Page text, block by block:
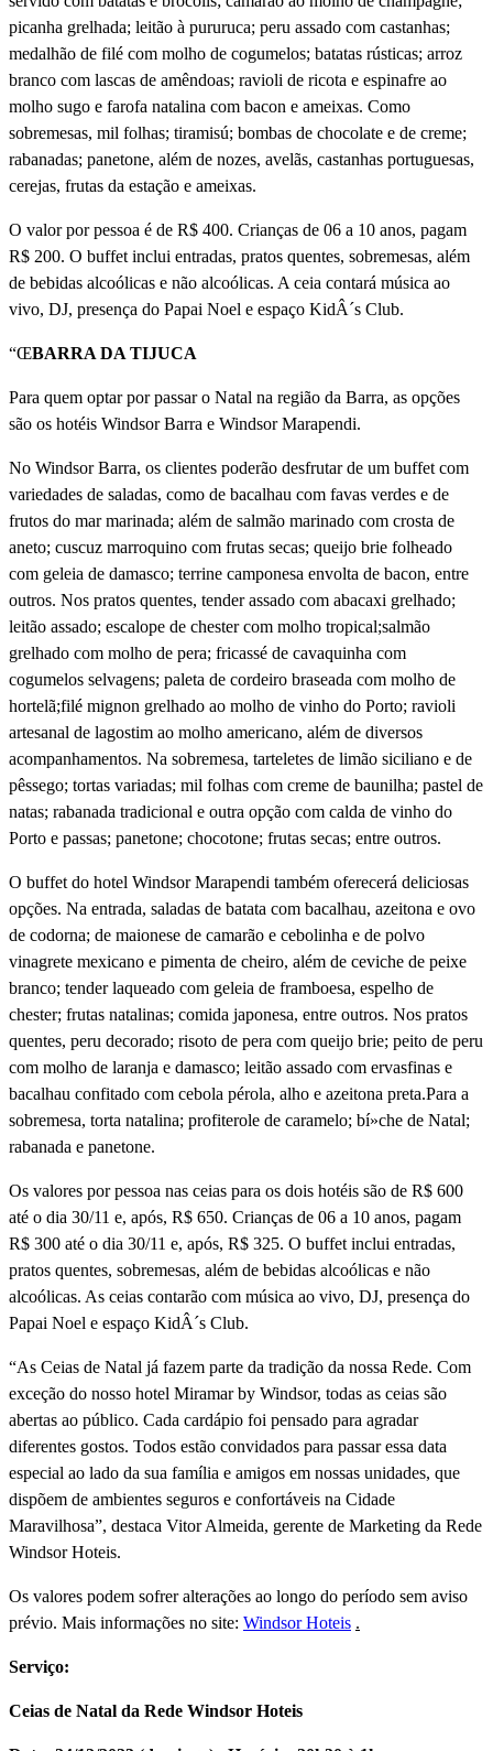
picanha grelhada; leitão à pururuca; peru assado com castanhas;
medalhão de filé com molho de cogumelos; batatas rústicas; arroz
branco com lascas de amêndoas; ravioli de ricota e espinafre ao
molho sugo e farofa natalina com bacon e ameixas. Como
sobremesas, mil folhas; tiramisú; bombas de chocolate e de creme;
rabanadas; panetone, além de nozes, avelãs, castanhas portuguesas,
cerejas, frutas da estação e ameixas.
O valor por pessoa é de R$ 400. Crianças de 06 a 10 anos, pagam
R$ 200. O buffet inclui entradas, pratos quentes, sobremesas, além
de bebidas alcoólicas e não alcoólicas. A ceia contará música ao
vivo, DJ, presença do Papai Noel e espaço KidÂ´s Club.
“ŒBARRA DA TIJUCA
Para quem optar por passar o Natal na região da Barra, as opções
são os hotéis Windsor Barra e Windsor Marapendi.
No Windsor Barra, os clientes poderão desfrutar de um buffet com
variedades de saladas, como de bacalhau com favas verdes e de
frutos do mar marinada; além de salmão marinado com crosta de
aneto; cuscuz marroquino com frutas secas; queijo brie folheado
com geleia de damasco; terrine camponesa envolta de bacon, entre
outros. Nos pratos quentes, tender assado com abacaxi grelhado;
leitão assado; escalope de chester com molho tropical;salmão
grelhado com molho de pera; fricassé de cavaquinha com
cogumelos selvagens; paleta de cordeiro braseada com molho de
hortelã;filé mignon grelhado ao molho de vinho do Porto; ravioli
artesanal de lagostim ao molho americano, além de diversos
acompanhamentos. Na sobremesa, tarteletes de limão siciliano e de
pêssego; tortas variadas; mil folhas com creme de baunilha; pastel de
natas; rabanada tradicional e outra opção com calda de vinho do
Porto e passas; panetone; chocotone; frutas secas; entre outros.
O buffet do hotel Windsor Marapendi também oferecerá deliciosas
opções. Na entrada, saladas de batata com bacalhau, azeitona e ovo
de codorna; de maionese de camarão e cebolinha e de polvo
vinagrete mexicano e pimenta de cheiro, além de ceviche de peixe
branco; tender laqueado com geleia de framboesa, espelho de
chester; frutas natalinas; comida japonesa, entre outros. Nos pratos
quentes, peru decorado; risoto de pera com queijo brie; peito de peru
com molho de laranja e damasco; leitão assado com ervasfinas e
bacalhau confitado com cebola pérola, alho e azeitona preta.Para a
sobremesa, torta natalina; profiterole de caramelo; bí»che de Natal;
rabanada e panetone.
Os valores por pessoa nas ceias para os dois hotéis são de R$ 600
até o dia 30/11 e, após, R$ 650. Crianças de 06 a 10 anos, pagam
R$ 300 até o dia 30/11 e, após, R$ 325. O buffet inclui entradas,
pratos quentes, sobremesas, além de bebidas alcoólicas e não
alcoólicas. As ceias contarão com música ao vivo, DJ, presença do
Papai Noel e espaço KidÂ´s Club.
“As Ceias de Natal já fazem parte da tradição da nossa Rede. Com
exceção do nosso hotel Miramar by Windsor, todas as ceias são
abertas ao público. Cada cardápio foi pensado para agradar
diferentes gostos. Todos estão convidados para passar essa data
especial ao lado da sua famí­lia e amigos em nossas unidades, que
dispõem de ambientes seguros e confortáveis na Cidade
Maravilhosa”, destaca Vitor Almeida, gerente de Marketing da Rede
Windsor Hoteis.
Os valores podem sofrer alterações ao longo do perí­odo sem aviso
prévio. Mais informações no site: Windsor Hoteis .
Serviço:
Ceias de Natal da Rede Windsor Hoteis